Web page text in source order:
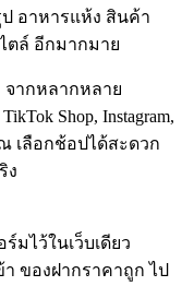
อาหารแห้ง สินค้า
ตล์ อีกมากมาย
ากหลากหลาย
Shop, Instagram,
เลือกช้อปได้สะดวก
ง
มไว้ในเว็บเดียว
ของฝากราคาถูก ไป